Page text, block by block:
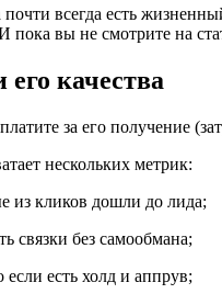
всегда есть
вы не смотрите на
качества
за его получение
нескольких метрик:
из кликов дошли до лида;
связки без самообмана;
есть холд и аппрув;